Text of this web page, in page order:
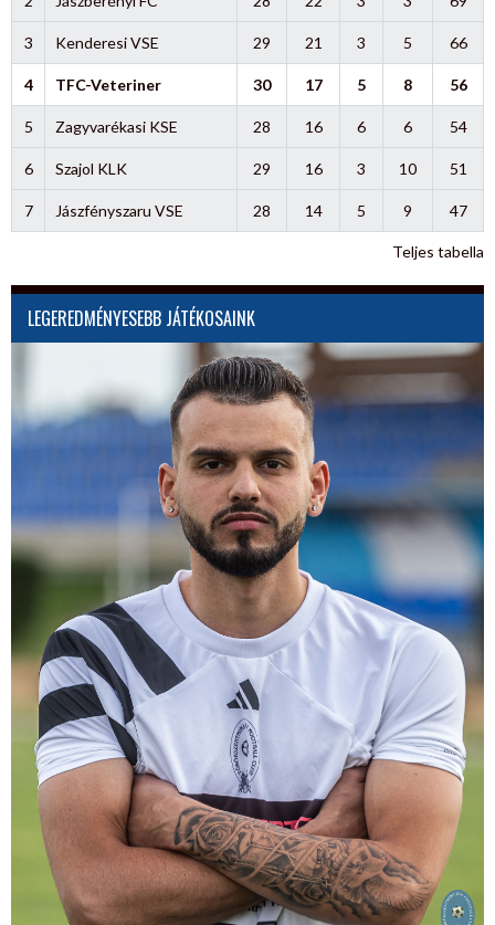
3 Kenderesi VSE 29 21 3 5 66
4 TFC-Veteriner 30 17 5 8 56
5 Zagyvarékasi KSE 28 16 6 6 54
6 Szajol KLK 29 16 3 10 51
7 Jászfényszaru VSE 28 14 5 9 47
Teljes tabella
LEGEREDMÉNYESEBB JÁTÉKOSAINK